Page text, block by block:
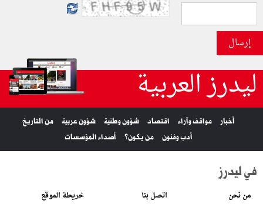
إرسال
ليدرز العربية
أخبار مواقف وآراء اقتصاد شؤون وطنية شؤون عربية
من التاريخ
أدب وفنون
من يكون؟ أصداء المؤسسات
في ليدرز
من نحن اتصل بنا خريطة الموقع